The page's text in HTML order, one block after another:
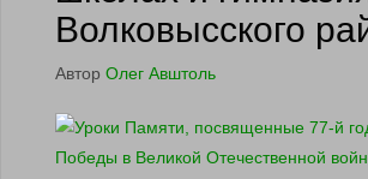
Волковысского
Автор Олег Авштоль